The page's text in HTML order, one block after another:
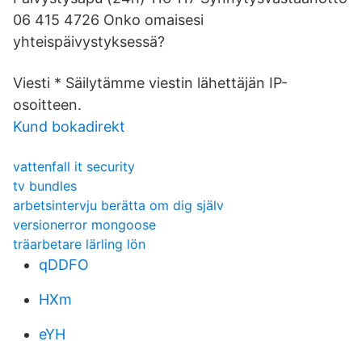
06 415 4726 Onko omaisesi
yhteispäivystyksessä?
Viesti * Säilytämme viestin lähettäjän IP-
osoitteen.
Kund bokadirekt
vattenfall it security
tv bundles
arbetsintervju berätta om dig själv
versionerror mongoose
träarbetare lärling lön
qDDFO
HXm
eYH